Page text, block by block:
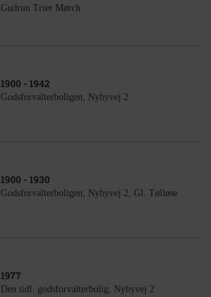
Gudrun Trier Mørch
1900 - 1942
Godsforvalterboligen, Nybyvej 2
1900 - 1930
Godsforvalterboligen, Nybyvej 2, Gl. Tølløse
1977
Den tidl. godsforvalterbolig, Nybyvej 2